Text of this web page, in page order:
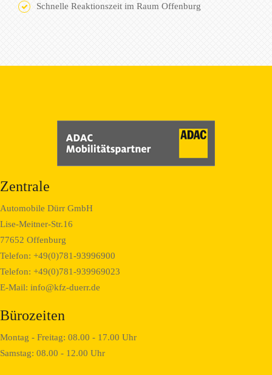
Schnelle Reaktionszeit im Raum Offenburg
Zentrale
Automobile Dürr GmbH
Lise-Meitner-Str.16
77652 Offenburg
Telefon: +49(0)781-93996900
Telefon: +49(0)781-939969023
E-Mail: info@kfz-duerr.de
Bürozeiten
Montag - Freitag: 08.00 - 17.00 Uhr
Samstag: 08.00 - 12.00 Uhr